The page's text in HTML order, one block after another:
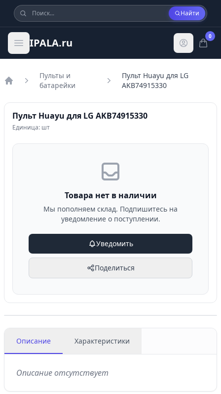
Найти
IPALA.ru
0
Пульты и
батарейки
Пульт Huayu для LG
AKB74915330
Пульт Huayu для LG AKB74915330
Единица: шт
Товара нет в наличии
Мы пополняем склад. Подпишитесь на
уведомление о поступлении.
Уведомить
Поделиться
Описание Характеристики
Описание отсутствует